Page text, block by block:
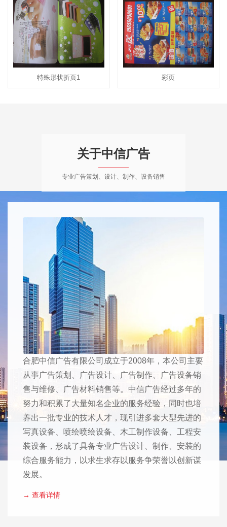
特殊形状折页1 彩页
关于中信广告
专业广告策划、设计、制作、设备销售
合肥中信广告有限公司成立于2008年，本公司主要
从事广告策划、广告设计、广告制作、广告设备销
售与维修、广告材料销售等。中信广告经过多年的
努力和积累了大量知名企业的服务经验，同时也培
养出一批专业的技术人才，现引进多套大型先进的
写真设备、喷绘喷绘设备、木工制作设备、工程安
装设备，形成了具备专业广告设计、制作、安装的
综合服务能力，以求生求存以服务争荣誉以创新谋
发展。
→ 查看详情